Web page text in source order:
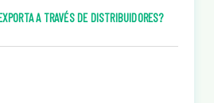
A TRAVÉS DE DISTRIBUIDORES?